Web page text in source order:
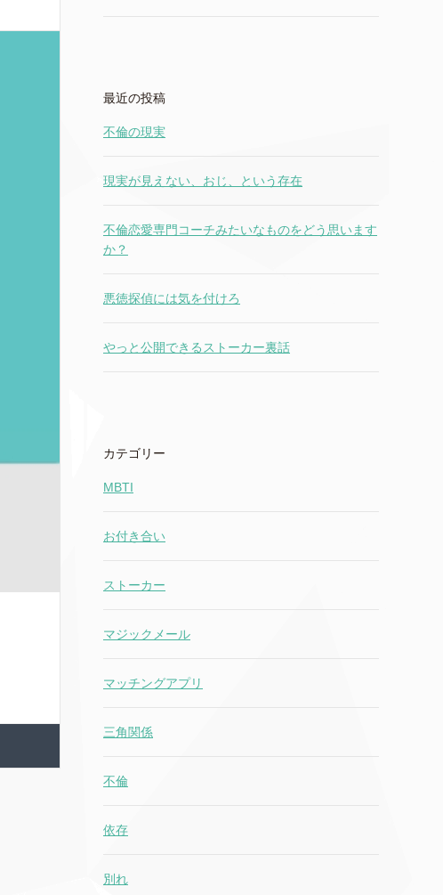
最近の投稿
不倫の現実
現実が見えない、おじ、という存在
不倫恋愛専門コーチみたいなものをどう思います
か？
悪徳探偵には気を付けろ
やっと公開できるストーカー裏話
カテゴリー
MBTI
お付き合い
ストーカー
マジックメール
マッチングアプリ
三角関係
不倫
依存
別れ